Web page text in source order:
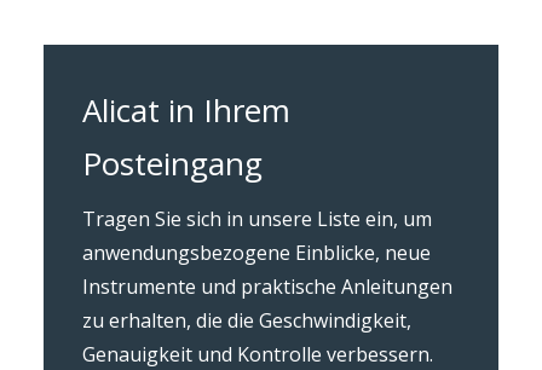
Alicat in Ihrem
Posteingang
Tragen Sie sich in unsere Liste ein, um
anwendungsbezogene Einblicke, neue
Instrumente und praktische Anleitungen
zu erhalten, die die Geschwindigkeit,
Genauigkeit und Kontrolle verbessern.